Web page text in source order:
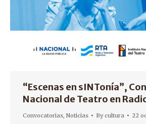
“Escenas en sINTonía”,
Nacional de Teatro en
Convocatorias, Noticias Bycultura 22